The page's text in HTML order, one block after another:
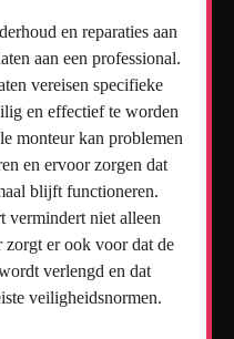
en reparaties aan
aan een professional.
vereisen specifieke
en effectief te worden
monteur kan problemen
en ervoor zorgen dat
blijft functioneren.
vermindert niet alleen
zorgt er ook voor dat de
verlengd en dat
veiligheidsnormen.